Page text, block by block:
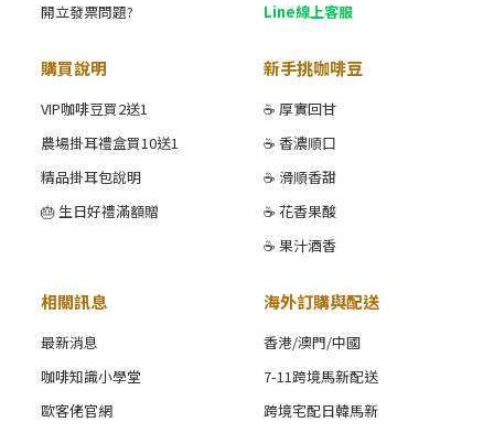
開立發票問題?
Line線上客服
購買說明
VIP咖啡豆買2送1
農場掛耳禮盒買10送1
精品掛耳包說明
🎂 生日好禮滿額贈
新手挑咖啡豆
☕ 厚實回甘
☕ 香濃順口
☕ 滑順香甜
☕ 花香果酸
☕ 果汁酒香
相關訊息
最新消息
咖啡知識小學堂
歐客佬官網
海外訂購與配送
香港/澳門/中國
7-11跨境馬新配送
跨境宅配日韓馬新